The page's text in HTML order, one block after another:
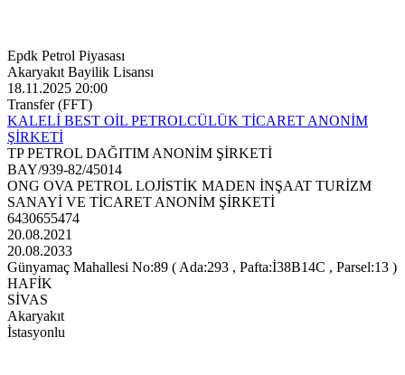
Epdk Petrol Piyasası
Akaryakıt Bayilik Lisansı
18.11.2025 20:00
Transfer (FFT)
KALELİ BEST OİL PETROLCÜLÜK TİCARET ANONİM
ŞİRKETİ
TP PETROL DAĞITIM ANONİM ŞİRKETİ
BAY/939-82/45014
ONG OVA PETROL LOJİSTİK MADEN İNŞAAT TURİZM
SANAYİ VE TİCARET ANONİM ŞİRKETİ
6430655474
20.08.2021
20.08.2033
Günyamaç Mahallesi No:89 ( Ada:293 , Pafta:İ38B14C , Parsel:13 )
HAFİK
SİVAS
Akaryakıt
İstasyonlu